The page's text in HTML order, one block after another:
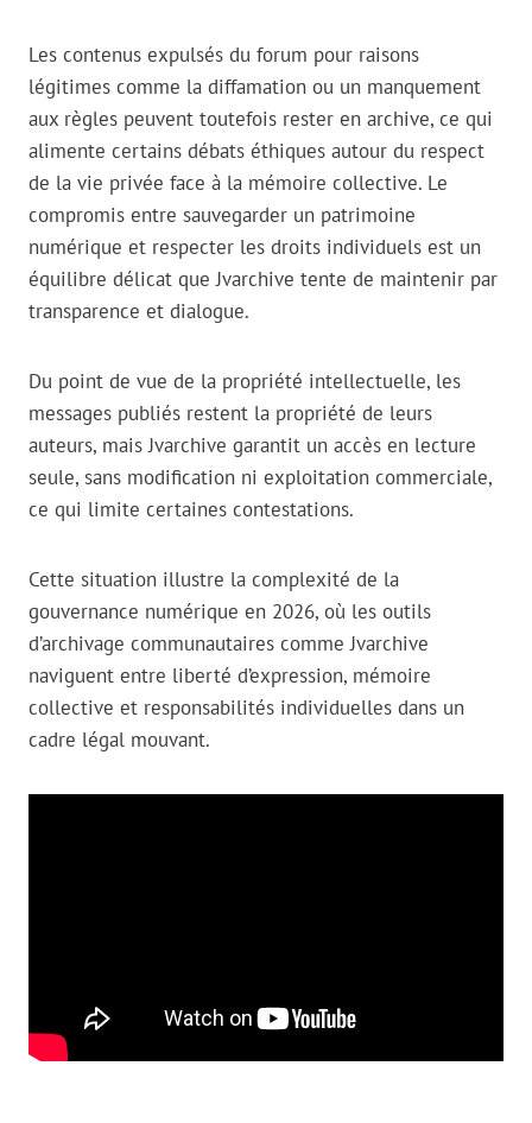
Les contenus expulsés du forum pour raisons
légitimes comme la diffamation ou un manquement
aux règles peuvent toutefois rester en archive, ce qui
alimente certains débats éthiques autour du respect
de la vie privée face à la mémoire collective. Le
compromis entre sauvegarder un patrimoine
numérique et respecter les droits individuels est un
équilibre délicat que Jvarchive tente de maintenir par
transparence et dialogue.
Du point de vue de la propriété intellectuelle, les
messages publiés restent la propriété de leurs
auteurs, mais Jvarchive garantit un accès en lecture
seule, sans modification ni exploitation commerciale,
ce qui limite certaines contestations.
Cette situation illustre la complexité de la
gouvernance numérique en 2026, où les outils
d’archivage communautaires comme Jvarchive
naviguent entre liberté d’expression, mémoire
collective et responsabilités individuelles dans un
cadre légal mouvant.